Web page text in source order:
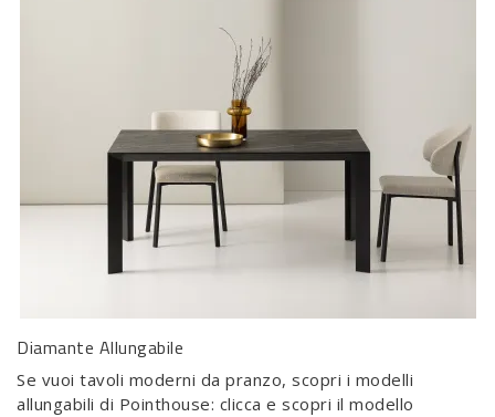
Diamante Allungabile
Se vuoi tavoli moderni da pranzo, scopri i modelli
allungabili di Pointhouse: clicca e scopri il modello